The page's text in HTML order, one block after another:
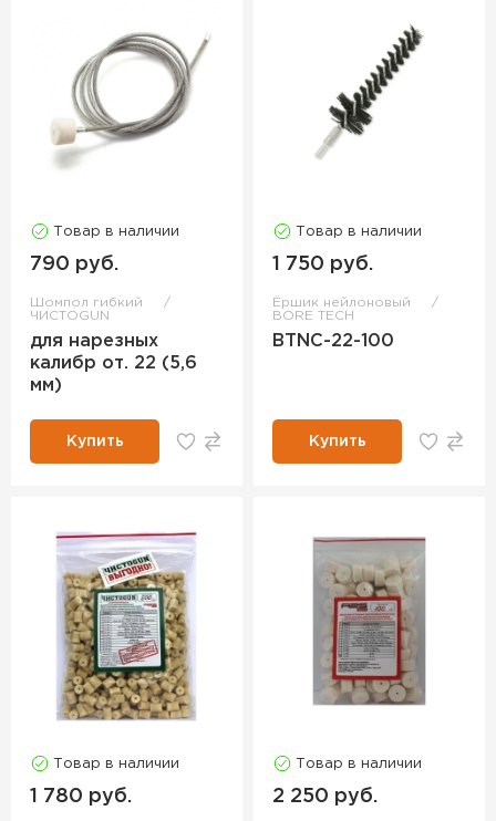
Товар в наличии
790 руб.
Шомпол гибкий
ЧИСТОGUN
для нарезных
калибр от. 22 (5,6
мм)
Купить
Товар в наличии
1 750 руб.
Ёршик нейлоновый
BORE TECH
BTNC-22-100
Купить
Товар в наличии
1 780 руб.
Товар в наличии
2 250 руб.